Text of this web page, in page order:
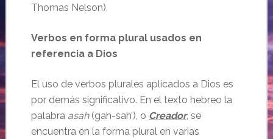
Thomas Nelson).
Verbos en forma plural usados en
referencia a Dios
El uso de verbos plurales aplicados a Dios es
por demás significativo. En el texto hebreo la
palabra asah(gah-sah’), o Creador, se
encuentra en la forma plural en varias